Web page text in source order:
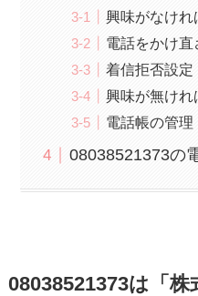
興味がなけれ
電話をかけ直
着信拒否設定
興味が無けれ
電話帳の管理
08038521373の
08038521373は「